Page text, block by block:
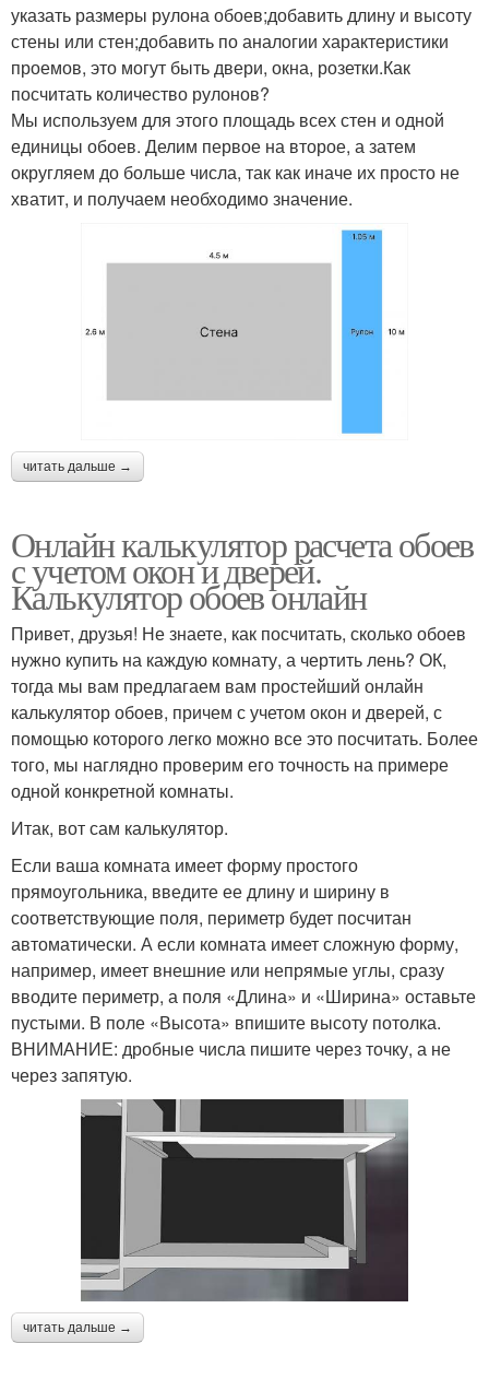
указать размеры рулона обоев;добавить длину и высоту
стены или стен;добавить по аналогии характеристики
проемов, это могут быть двери, окна, розетки.Как
посчитать количество рулонов?
Мы используем для этого площадь всех стен и одной
единицы обоев. Делим первое на второе, а затем
округляем до больше числа, так как иначе их просто не
хватит, и получаем необходимо значение.
читать дальше →
Онлайн калькулятор расчета обоев
с учетом окон и дверей.
Калькулятор обоев онлайн
Привет, друзья! Не знаете, как посчитать, сколько обоев
нужно купить на каждую комнату, а чертить лень? ОК,
тогда мы вам предлагаем вам простейший онлайн
калькулятор обоев, причем с учетом окон и дверей, с
помощью которого легко можно все это посчитать. Более
того, мы наглядно проверим его точность на примере
одной конкретной комнаты.
Итак, вот сам калькулятор.
Если ваша комната имеет форму простого
прямоугольника, введите ее длину и ширину в
соответствующие поля, периметр будет посчитан
автоматически. А если комната имеет сложную форму,
например, имеет внешние или непрямые углы, сразу
вводите периметр, а поля «Длина» и «Ширина» оставьте
пустыми. В поле «Высота» впишите высоту потолка.
ВНИМАНИЕ: дробные числа пишите через точку, а не
через запятую.
читать дальше →